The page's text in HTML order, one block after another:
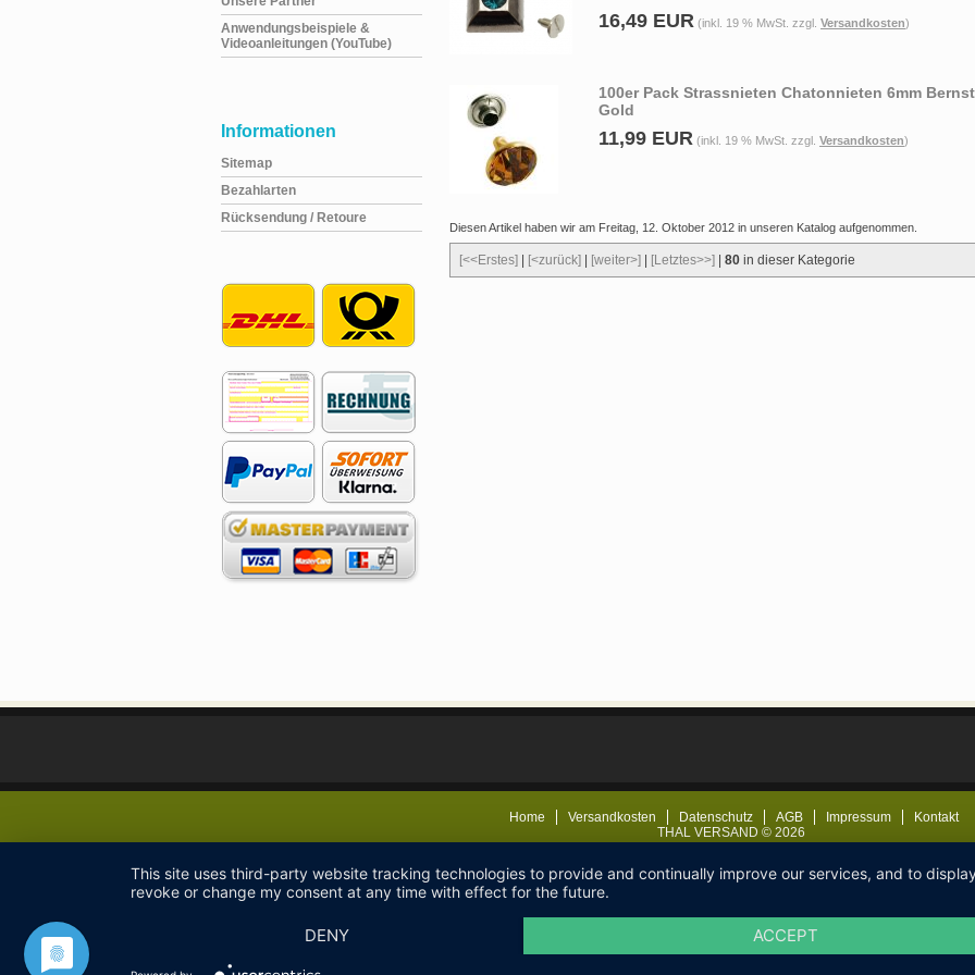
Anwendungsbeispiele &
Videoanleitungen (YouTube)
Informationen
Sitemap
Bezahlarten
Rücksendung / Retoure
16,49 EUR (inkl. 19 % MwSt. zzgl. Versandkosten)
100er Pack Strassnieten Chatonnieten 6mm
Gold
11,99 EUR (inkl. 19 % MwSt. zzgl. Versandkosten)
Diesen Artikel haben wir am Freitag, 12. Oktober 2012 in unseren Katalog aufgenommen.
[<<Erstes] [<zurück] [weiter>] [Letztes>>] 80 in dieser Kategorie
Home Versandkosten Datenschutz AGB Impressum
Kontakt
THAL VERSAND © 2026
This site uses third-party website tracking technologies to provide and continually improve our services, and to
revoke or change my consent at any time with effect for the future.
DENY ACCEPT